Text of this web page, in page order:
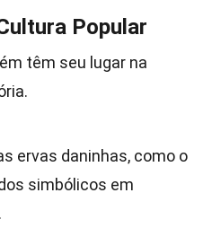
Popular
têm seu lugar na
ervas daninhas, como o
simbólicos em